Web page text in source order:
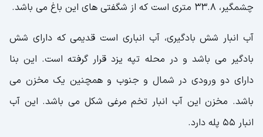
چشمگیر، 33.8 متری است که از شگفتی های این باغ می باشد.
آب انبار شش بادگیری، آب انباری است قدیمی که دارای شش
بادگیر می باشد و در محله تپه یزد قرار گرفته است. این بنا
دارای دو ورودی در شمال و جنوب و همچنین یک مخزن می
باشد. مخزن این آب انبار تخم مرغی شکل می باشد. این آب
انبار 55 پله دارد.